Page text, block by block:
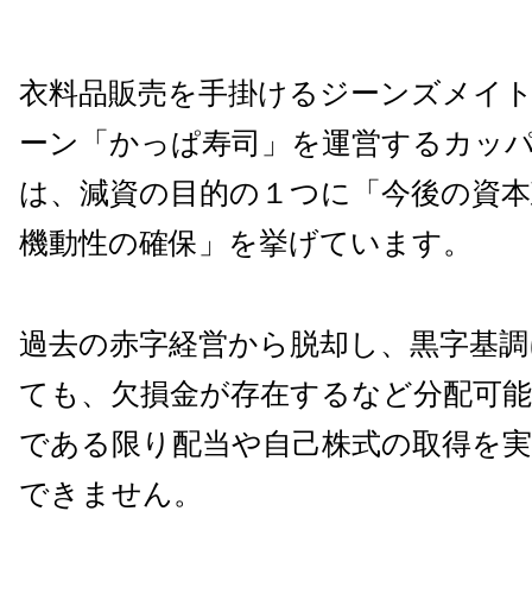
衣料品販売を手掛けるジーンズメイ
ーン「かっぱ寿司」を運営するカッ
は、減資の目的の１つに「今後の資
機動性の確保」を挙げています。
過去の赤字経営から脱却し、黒字基
ても、欠損金が存在するなど分配可
である限り配当や自己株式の取得を
できません。